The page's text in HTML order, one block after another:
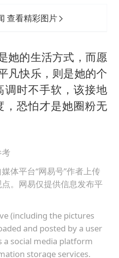
查看精彩图片
她的生活方式，而愿
凡快乐，则是她的个
调时不手软，该接地
，恐怕才是她圈粉无
体平台“网易号”作者上传
。网易仅提供信息发布平
(including the pictures
and posted by a user
a social media platform
storage services.